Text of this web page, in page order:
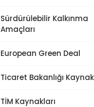
Sürdürülebilir Kalkınma
Amaçları
European Green Deal
Ticaret Bakanlığı
TİM Kaynakları